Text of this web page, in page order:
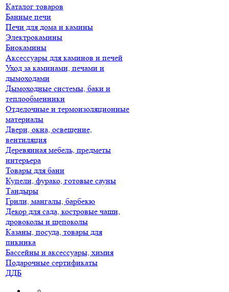
Каталог товаров
Банные печи
Печи для дома и камины
Электрокамины
Биокамины
Аксессуары для каминов и печей
Уход за каминами, печами и
дымоходами
Дымоходные системы, баки и
теплообменники
Отделочные и термоизоляционные
материалы
Двери, окна, освещение,
вентиляция
Деревянная мебель, предметы
интерьера
Товары для бани
Купели, фурако, готовые сауны
Тандыры
Грили, мангалы, барбекю
Декор для сада, костровые чаши,
дровоколы и щепоколы
Казаны, посуда, товары для
пикника
Бассейны и аксессуары, химия
Подарочные сертификаты
ДДБ